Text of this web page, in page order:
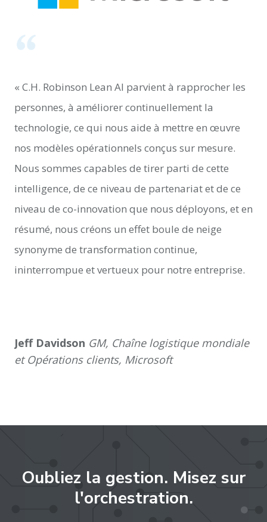
« C.H. Robinson Lean AI parvient à rapprocher les
personnes, à améliorer continuellement la
technologie, ce qui nous aide à mettre en œuvre
nos modèles opérationnels conçus sur mesure.
Nous sommes capables de tirer parti de cette
intelligence, de ce niveau de partenariat et de ce
niveau de co-innovation que nous déployons, et en
résumé, nous créons un effet boule de neige
synonyme de transformation continue,
ininterrompue et vertueux pour notre entreprise.
Jeff Davidson GM, Chaîne logistique mondiale
et Opérations clients, Microsoft
Oubliez la gestion. Misez sur
l'orchestration.